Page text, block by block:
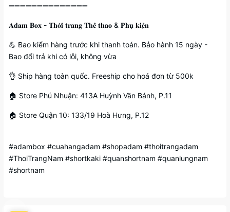
➖➖➖➖➖➖➖➖➖➖➖➖➖➖
𝐀𝐝𝐚𝐦 𝐁𝐨𝐱 - 𝐓𝐡𝐨̛̀𝐢 𝐭𝐫𝐚𝐧𝐠 𝐓𝐡𝐞̂̉ 𝐭𝐡𝐚𝐨 & 𝐏𝐡𝐮̣ 𝐤𝐢𝐞̣̂𝐧
💪 Bao kiểm hàng trước khi thanh toán. Bảo hành 15 ngày -
Bao đổi trả khi có lỗi, không vừa
👌 Ship hàng toàn quốc. Freeship cho hoá đơn từ 500k
🏠 Store Phú Nhuận: 413A Huỳnh Văn Bánh, P.11
🏠 Store Quận 10: 133/19 Hoà Hưng, P.12
#adambox #cuahangadam #shopadam #thoitrangadam
#ThoiTrangNam #shortkaki #quanshortnam #quanlungnam
#shortnam